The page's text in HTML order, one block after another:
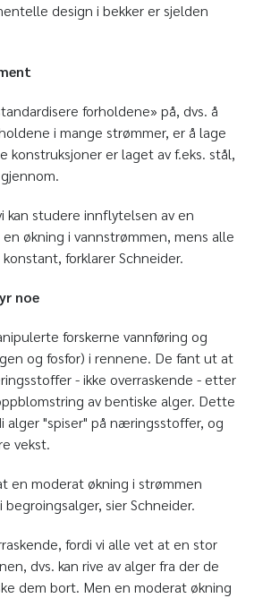
design i bekker er sjelden
forholdene» på, dvs. å
i mange strømmer, er å lage
konstruksjoner er laget av f.eks. stål,
kan studere innflytelsen av en
økning i vannstrømmen, mens alle
forklarer Schneider.
noe
forskerne vannføring og
og fosfor) i rennene. De fant ut at
- ikke overraskende - etter
av bentiske alger. Dette
alger "spiser" på næringsstoffer, og
vekst.
en moderat økning i strømmen
sier Schneider.
fordi vi alle vet at en stor
dvs. kan rive av alger fra der de
dem bort. Men en moderat økning